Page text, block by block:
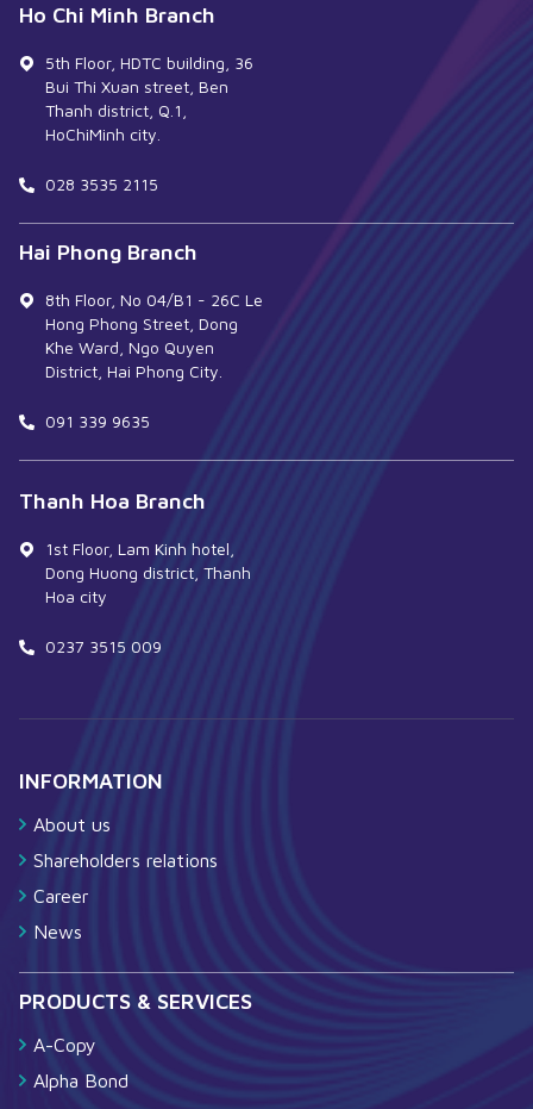
Ho Chi Minh Branch
5th Floor, HDTC building, 36
Bui Thi Xuan street, Ben
Thanh district, Q.1,
HoChiMinh city.
028 3535 2115
Hai Phong Branch
8th Floor, No 04/B1 - 26C Le
Hong Phong Street, Dong
Khe Ward, Ngo Quyen
District, Hai Phong City.
091 339 9635
Thanh Hoa Branch
1st Floor, Lam Kinh hotel,
Dong Huong district, Thanh
Hoa city
0237 3515 009
INFORMATION
About us
Shareholders relations
Career
News
PRODUCTS & SERVICES
A-Copy
Alpha Bond